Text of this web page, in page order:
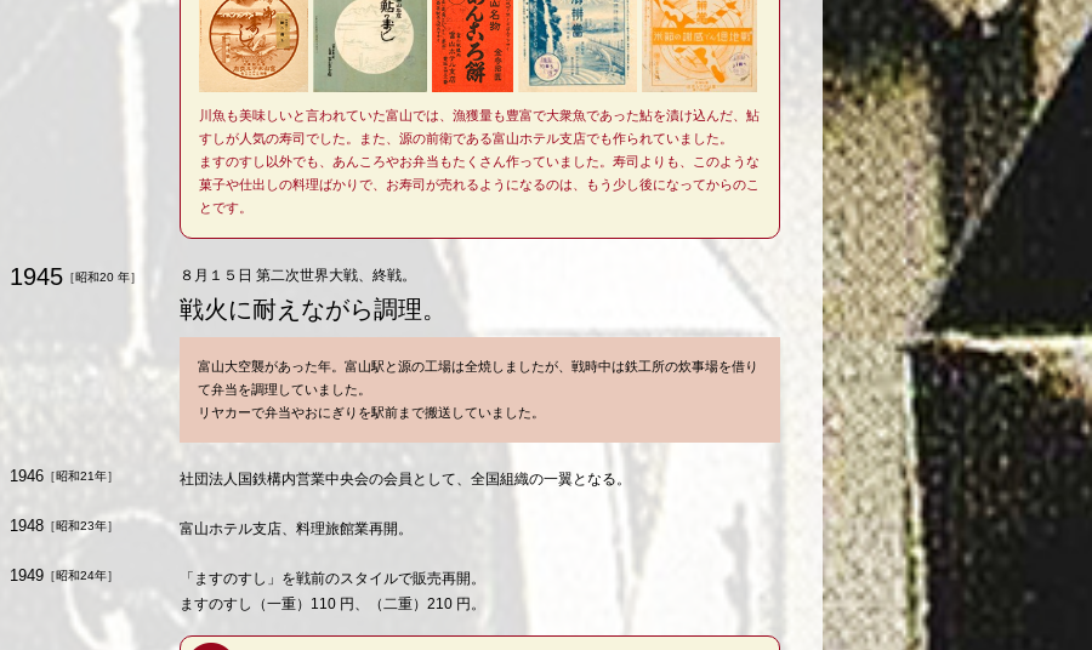
川魚も美味しいと言われていた富山では、漁獲量も豊富で大衆魚であった鮎を漬け込んだ、鮎
すしが人気の寿司でした。また、源の前衛である富山ホテル支店でも作られていました。
ますのすし以外でも、あんころやお弁当もたくさん作っていました。寿司よりも、このような
菓子や仕出しの料理ばかりで、お寿司が売れるようになるのは、もう少し後になってからのこ
とです。
1945 ［昭和20 年］ ８月１５日 第二次世界大戦、終戦。
戦火に耐えながら調理。
富山大空襲があった年。富山駅と源の工場は全焼しましたが、戦時中は鉄工所の炊事場を借り
て弁当を調理していました。
リヤカーで弁当やおにぎりを駅前まで搬送していました。
1946 ［昭和21年］ 社団法人国鉄構内営業中央会の会員として、全国組織の一翼となる。
1948 ［昭和23年］ 富山ホテル支店、料理旅館業再開。
1949 ［昭和24年］
「ますのすし」を戦前のスタイルで販売再開。
ますのすし（一重）110 円、（二重）210 円。